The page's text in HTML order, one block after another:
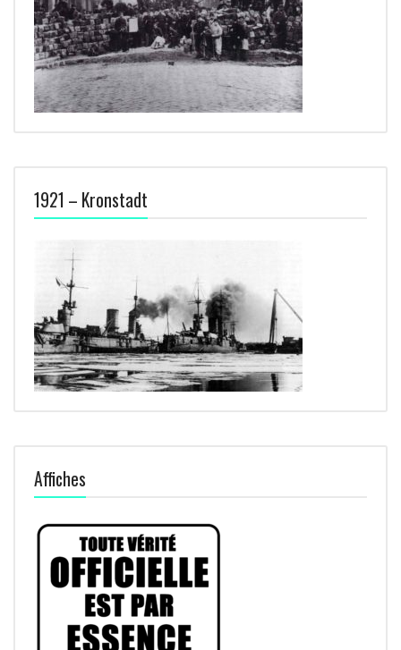
1921 – Kronstadt
Affiches